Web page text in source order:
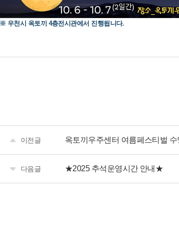
※ 우천시 옥토끼 4층전시관에서 진행됩니다.
이전글 옥토끼우주센터 여름페스티벌
다음글 ★2025 추석운영시간 안내★ ​